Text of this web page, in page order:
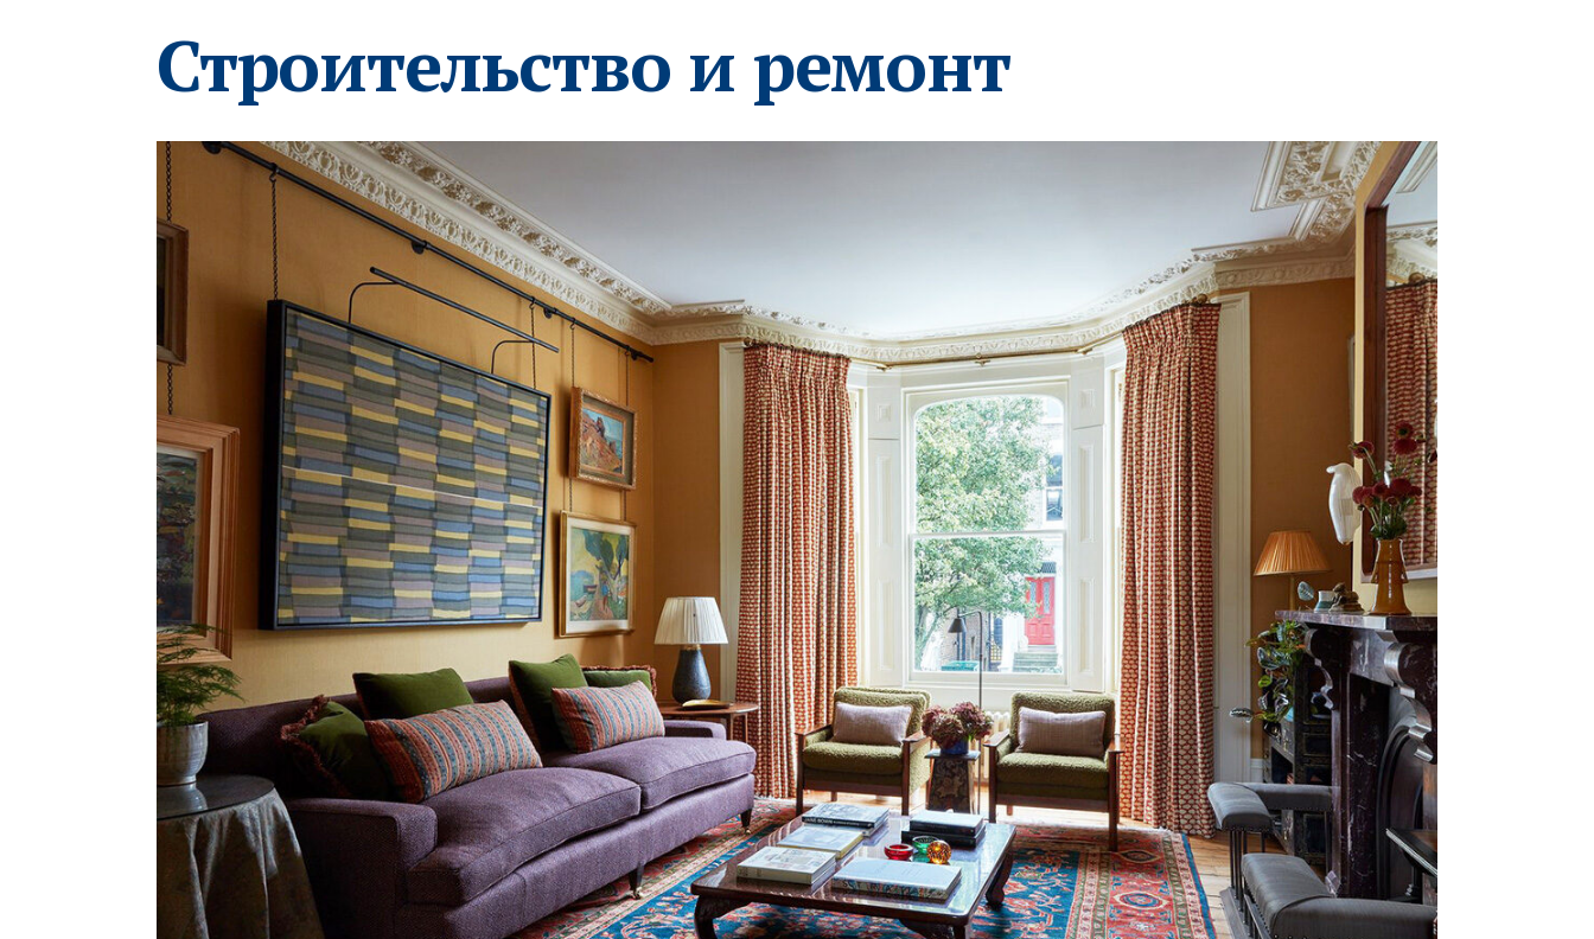
Строительство и ремонт